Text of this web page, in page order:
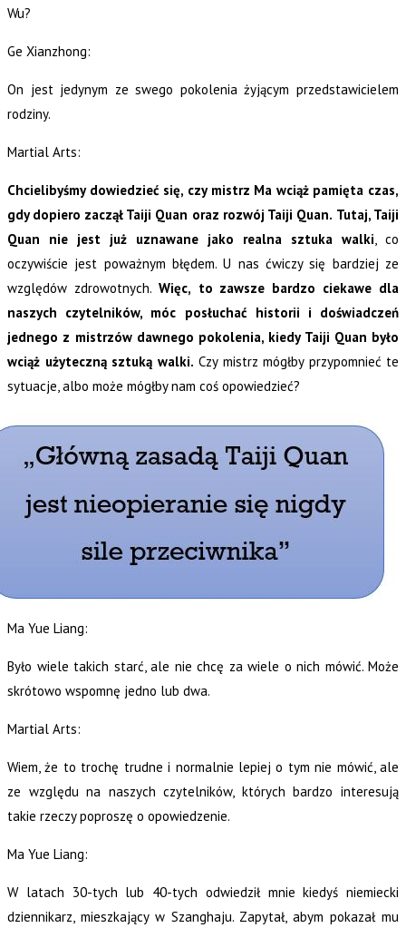
Wu?
Ge Xianzhong:
On jest jedynym ze swego pokolenia żyjącym przedstawicielem
rodziny.
Martial Arts:
Chcielibyśmy dowiedzieć się, czy mistrz Ma wciąż pamięta czas,
gdy dopiero zaczął Taiji Quan oraz rozwój Taiji Quan. Tutaj, Taiji
Quan nie jest już uznawane jako realna sztuka walki, co
oczywiście jest poważnym błędem. U nas ćwiczy się bardziej ze
względów zdrowotnych. Więc, to zawsze bardzo ciekawe dla
naszych czytelników, móc posłuchać historii i doświadczeń
jednego z mistrzów dawnego pokolenia, kiedy Taiji Quan było
wciąż użyteczną sztuką walki. Czy mistrz mógłby przypomnieć te
sytuacje, albo może mógłby nam coś opowiedzieć?
Ma Yue Liang:
Było wiele takich starć, ale nie chcę za wiele o nich mówić. Może
skrótowo wspomnę jedno lub dwa.
Martial Arts:
Wiem, że to trochę trudne i normalnie lepiej o tym nie mówić, ale
ze względu na naszych czytelników, których bardzo interesują
takie rzeczy poproszę o opowiedzenie.
Ma Yue Liang:
W latach 30-tych lub 40-tych odwiedził mnie kiedyś niemiecki
dziennikarz, mieszkający w Szanghaju. Zapytał, abym pokazał mu